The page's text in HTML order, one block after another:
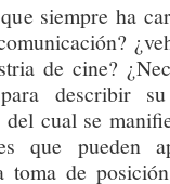
siempre ha
de cine?
describir
cual se
que pueden
toma de